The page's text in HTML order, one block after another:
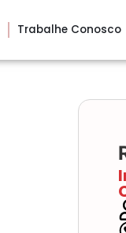
Trabalhe Conosco